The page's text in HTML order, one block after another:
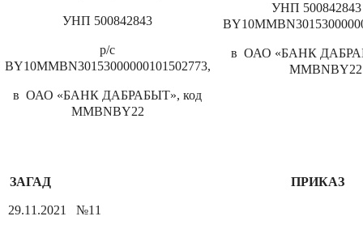
УНП 500842843
р/с
BY10MMBN30153000000101502773,
в ОАО «БАНК ДАБРАБЫТ», код
MMBNBY22
УНП 500842843
в ОАО «БАНК
MMBNBY22
ЗАГАД ПРИКАЗ
29.11.2021 №11